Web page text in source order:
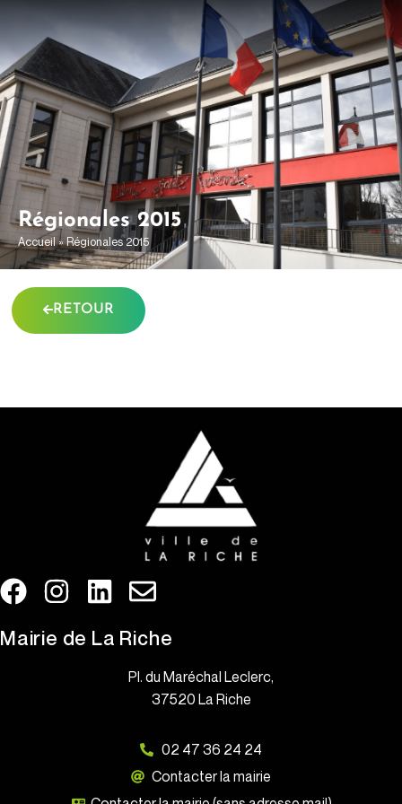
Régionales 2015
Accueil»Régionales 2015
RETOUR
Mairie de La Riche
Pl. du Maréchal Leclerc,
37520 La Riche
02 47 36 24 24
Contacter la mairie